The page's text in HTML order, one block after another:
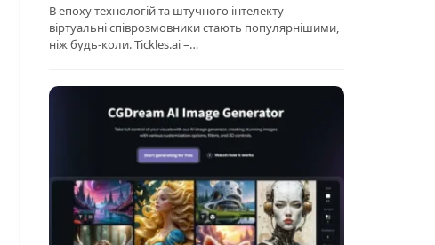
В епоху технологій та штучного інтелекту
віртуальні співрозмовники стають популярнішими,
ніж будь-коли. Tickles.ai –…